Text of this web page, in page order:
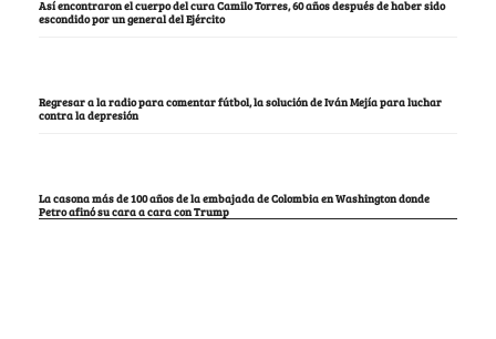
Así encontraron el cuerpo del cura Camilo Torres, 60 años después de haber sido
escondido por un general del Ejército
Regresar a la radio para comentar fútbol, la solución de Iván Mejía para luchar
contra la depresión
La casona más de 100 años de la embajada de Colombia en Washington donde
Petro afinó su cara a cara con Trump